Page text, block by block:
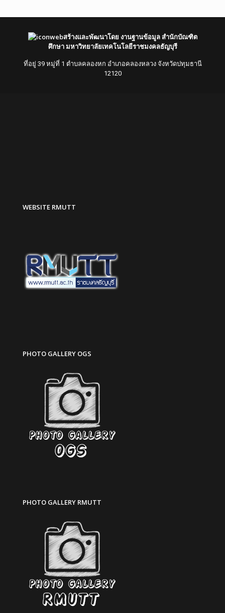
สร้างและพัฒนาโดย งานฐานข้อมูล สำนักบัณฑิต
ศึกษา มหาวิทยาลัยเทคโนโลยีราชมงคลธัญบุรี
ที่อยู่ 39 หมู่ที่ 1 ตำบลคลองหก อำเภอคลองหลวง จังหวัดปทุมธานี
12120
WEBSITE RMUTT
PHOTO GALLERY OGS
PHOTO GALLERY RMUTT